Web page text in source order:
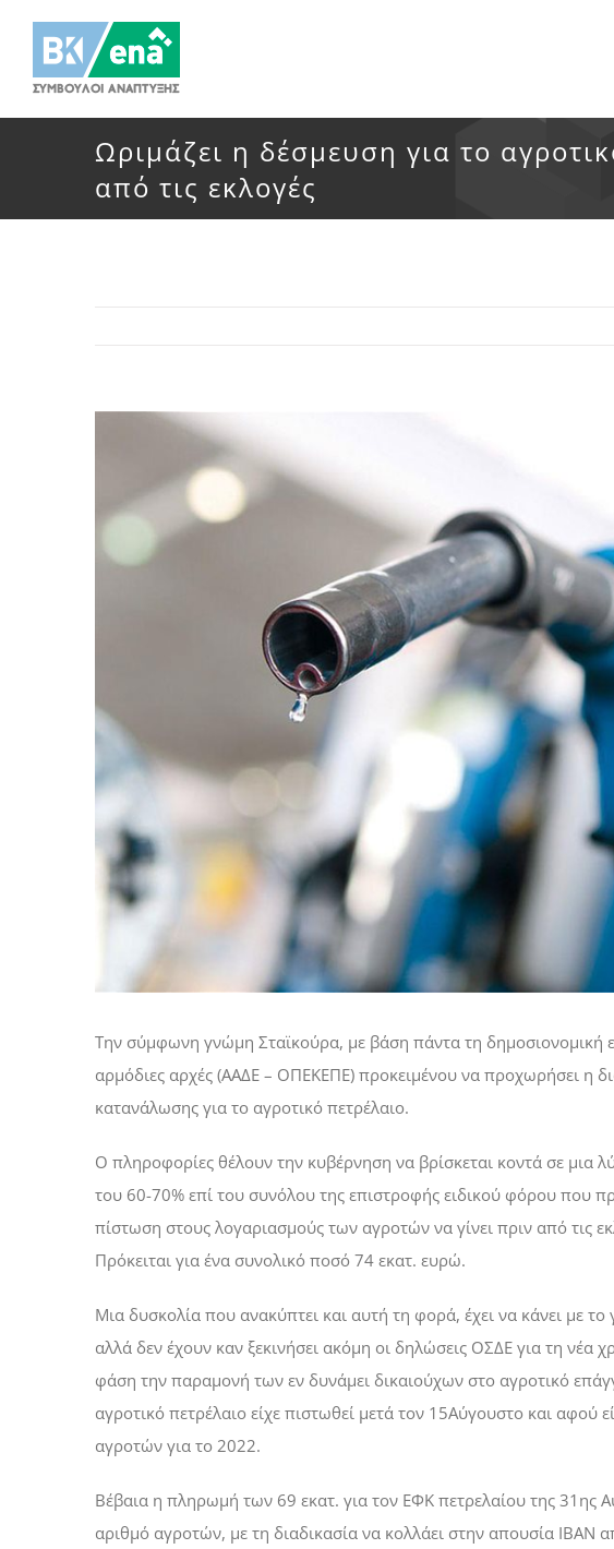
περιεχόμενο
Ωριμάζει η δέσμευση για το
από τις εκλογές
εικόνας
Την σύμφωνη γνώμη Σταϊκούρα, με βάση πάντα τη δημοσιονομική
αρμόδιες αρχές (ΑΑΔΕ – ΟΠΕΚΕΠΕ) προκειμένου να προχωρήσει η
κατανάλωσης για το αγροτικό πετρέλαιο.
Ο πληροφορίες θέλουν την κυβέρνηση να βρίσκεται κοντά σε μια
του 60-70% επί του συνόλου της επιστροφής ειδικού φόρου που
πίστωση στους λογαριασμούς των αγροτών να γίνει πριν από τις
Πρόκειται για ένα συνολικό ποσό 74 εκατ. ευρώ.
Μια δυσκολία που ανακύπτει και αυτή τη φορά, έχει να κάνει με
αλλά δεν έχουν καν ξεκινήσει ακόμη οι δηλώσεις ΟΣΔΕ για τη νέα
φάση την παραμονή των εν δυνάμει δικαιούχων στο αγροτικό
αγροτικό πετρέλαιο είχε πιστωθεί μετά τον 15Αύγουστο και
αγροτών για το 2022.
Βέβαια η πληρωμή των 69 εκατ. για τον ΕΦΚ πετρελαίου της 31ης
αριθμό αγροτών, με τη διαδικασία να κολλάει στην απουσία IBAN